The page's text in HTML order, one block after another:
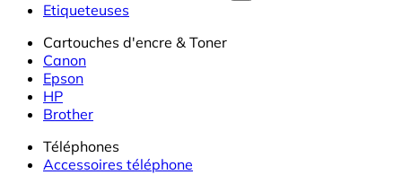
Etiqueteuses
Cartouches d'encre & Toner
Canon
Epson
HP
Brother
Téléphones
Accessoires téléphone